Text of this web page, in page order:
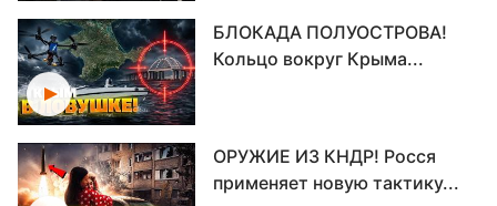
БЛОКАДА ПОЛУОСТРОВА!
Кольцо вокруг Крыма...
ОРУЖИЕ ИЗ КНДР! Росся
применяет новую тактику...